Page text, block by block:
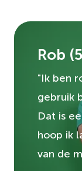
Rob (
"Ik ben
gebruik
Dat is
hoop ik
van de